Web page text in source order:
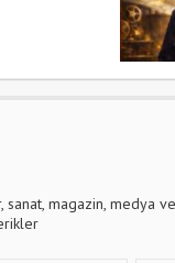
sanat, magazin, medya